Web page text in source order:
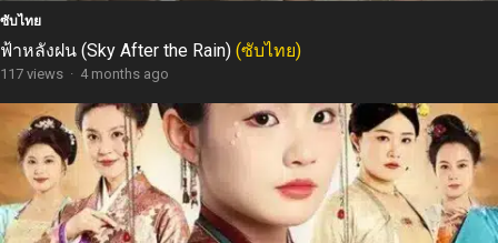
ซับไทย
ฟ้าหลังฝน (Sky After the Rain) (ซับไทย)
117 views · 4 months ago